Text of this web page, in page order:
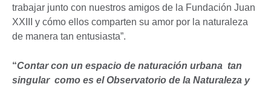
trabajar junto con nuestros amigos de la Fundación Juan
XXIII y cómo ellos comparten su amor por la naturaleza
de manera tan entusiasta”.
“Contar con un espacio de naturación urbana tan
singular como es el Observatorio de la Naturaleza y